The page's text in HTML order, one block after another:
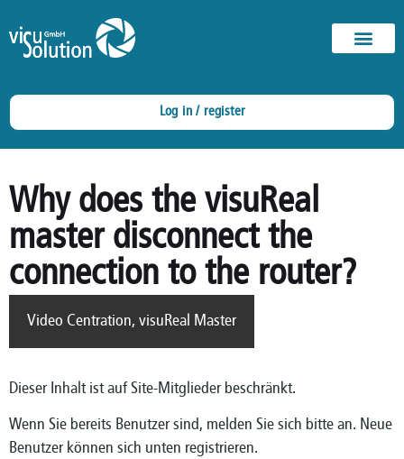
Log in / register
Why does the visuReal
master disconnect the
connection to the router?
Video Centration, visuReal Master
Dieser Inhalt ist auf Site-Mitglieder beschränkt.
Wenn Sie bereits Benutzer sind, melden Sie sich bitte an. Neue
Benutzer können sich unten registrieren.